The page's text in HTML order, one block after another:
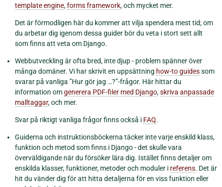
template engine,forms framework, och mycket mer.
Det är förmodligen här du kommer att vilja spendera mest tid; om
du arbetar dig igenom dessa guider bör du veta i stort sett allt
som finns att veta om Django.
Webbutveckling är ofta bred, inte djup - problem spänner över
många domäner. Vi har skrivit en uppsättning how-to guidessom
svarar på vanliga ”Hur gör jag …?”-frågor. Här hittar du
information omgenerera PDF-filer med Django,skriva anpassade
malltaggar, och mer.
Svar på riktigt vanliga frågor finns också i FAQ.
Guiderna och instruktionsböckerna täcker inte varje enskild klass,
funktion och metod som finns i Django - det skulle vara
överväldigande när du försöker lära dig. Istället finns detaljer om
enskilda klasser, funktioner, metoder och moduler i referens. Det är
hit du vänder dig för att hitta detaljerna för en viss funktion eller